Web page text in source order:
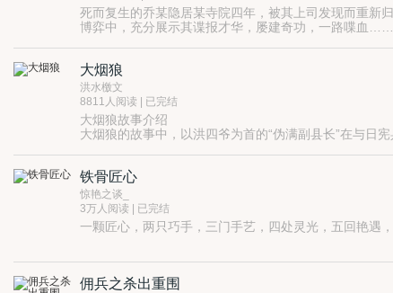
死而复生的乔某隐居某寺院四年，被其上司发现而重新
博弈中，充分展示其谍报才华，屡建奇功，一路喋血……
大烟狼
洪水檄文
8811人阅读 | 已完结
大烟狼故事介绍
大烟狼的故事中，以洪四爷为首的“伪满副县长”在与日
铁骨匠心
惊艳之谈_
3万人阅读 | 已完结
一颗匠心，两只巧手，三门手艺，四处灵光，五回艳遇
佣兵之杀出重围